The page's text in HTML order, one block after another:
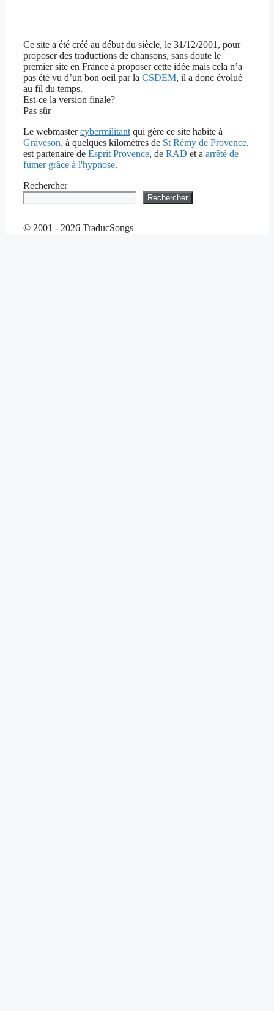
Ce site a été créé au début du siècle, le 31/12/2001, pour
proposer des traductions de chansons, sans doute le
premier site en France à proposer cette idée mais cela n’a
pas été vu d’un bon oeil par la CSDEM, il a donc évolué
au fil du temps.
Est-ce la version finale?
Pas sûr
Le webmastercybermilitant qui gère ce site habite à
Graveson, à quelques kilomètres de St Rémy de Provence,
est partenaire de Esprit Provence, de RAD et a arrêté de
fumer grâce à l'hypnose.
Rechercher
Rechercher
© 2001 - 2026 TraducSongs